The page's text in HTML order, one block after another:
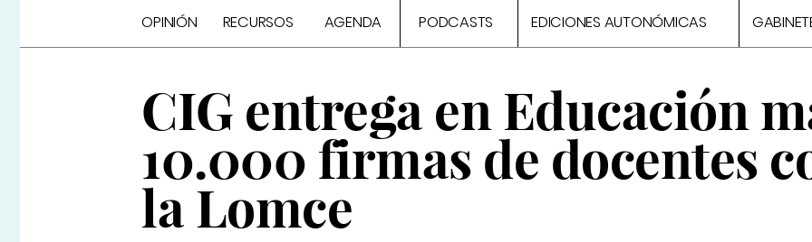
OPINIÓN RECURSOS AGENDA PODCASTS EDICIONES AUTONÓMICAS
CIG entrega en Educación
10.000 firmas de docentes
la Lomce